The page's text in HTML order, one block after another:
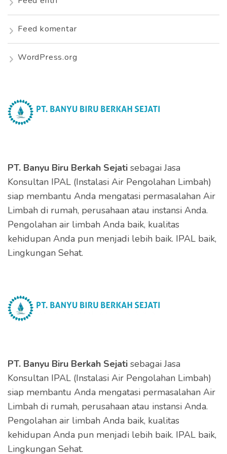
Feed komentar
WordPress.org
PT. Banyu Biru Berkah Sejati sebagai Jasa
Konsultan IPAL (Instalasi Air Pengolahan Limbah)
siap membantu Anda mengatasi permasalahan Air
Limbah di rumah, perusahaan atau instansi Anda.
Pengolahan air limbah Anda baik, kualitas
kehidupan Anda pun menjadi lebih baik. IPAL baik,
Lingkungan Sehat.
PT. Banyu Biru Berkah Sejati sebagai Jasa
Konsultan IPAL (Instalasi Air Pengolahan Limbah)
siap membantu Anda mengatasi permasalahan Air
Limbah di rumah, perusahaan atau instansi Anda.
Pengolahan air limbah Anda baik, kualitas
kehidupan Anda pun menjadi lebih baik. IPAL baik,
Lingkungan Sehat.